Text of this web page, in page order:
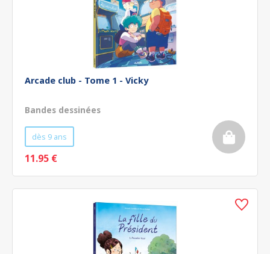
Arcade club - Tome 1 - Vicky
Bandes dessinées
dès 9 ans
11.95 €